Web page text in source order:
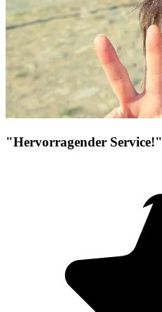
"Hervorragender Service!"